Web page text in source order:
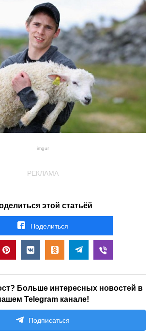
imgur
РЕКЛАМА
этой статьёй
Поделиться
Больше интересных новостей в
Telegram канале!
Подписаться